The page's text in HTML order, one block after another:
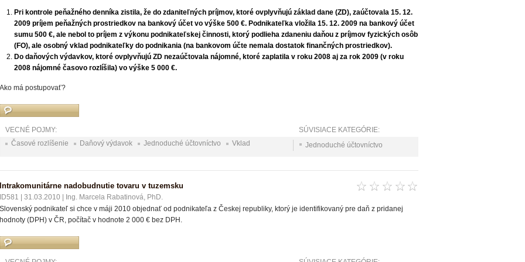
Pri kontrole peňažného denníka zistila, že do zdaniteľných príjmov, ktoré ovplyvňujú základ dane (ZD), zaúčtovala 15. 12.
2009 príjem peňažných prostriedkov na bankový účet vo výške 500 €. Podnikateľka vložila 15. 12. 2009 na bankový účet
sumu 500 €, ale nebol to príjem z výkonu podnikateľskej činnosti, ktorý podlieha zdaneniu daňou z príjmov fyzických osôb
(FO), ale osobný vklad podnikateľky do podnikania (na bankovom účte nemala dostatok finančných prostriedkov).
Do daňových výdavkov, ktoré ovplyvňujú ZD nezaúčtovala nájomné, ktoré zaplatila v roku 2008 aj za rok 2009 (v roku
2008 nájomné časovo rozlíšila) vo výške 5 000 €.
Ako má postupovať?
VECNÉ POJMY:
Časové rozlíšenie
Daňový výdavok Jednoduché účtovníctvo Vklad
SÚVISIACE KATEGÓRIE:
Jednoduché účtovníctvo
Intrakomunitárne nadobudnutie tovaru v tuzemsku
ID581 31.03.2010
Ing. Marcela Rabatinová, PhD.
Slovenský podnikateľ si chce v máji 2010 objednať od podnikateľa z Českej republiky, ktorý je identifikovaný pre daň z pridanej
hodnoty (DPH) v ČR, počítač v hodnote 2 000 € bez DPH.